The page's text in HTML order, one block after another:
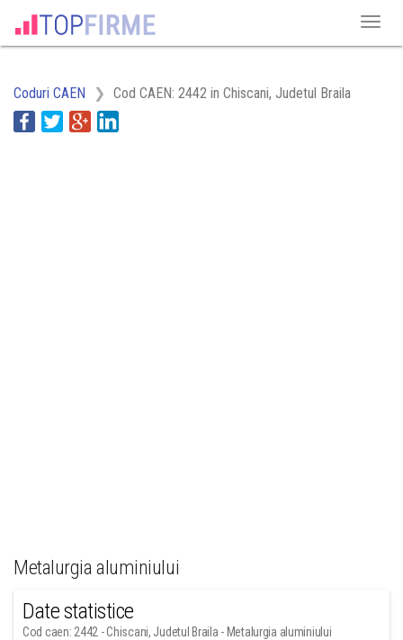
Coduri CAEN Cod CAEN: 2442 in Chiscani, Judetul Braila
Metalurgia aluminiului
Date statistice
Cod caen: 2442 - Chiscani, Judetul Braila - Metalurgia aluminiului